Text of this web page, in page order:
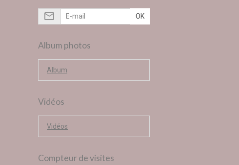
OK
Album photos
Album
Vidéos
Vidéos
Compteur de visites